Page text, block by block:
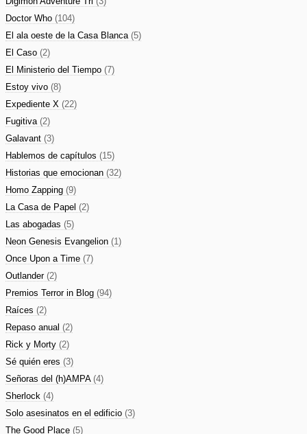
Doctor Who (104)
El ala oeste de la Casa Blanca (5)
El Caso (2)
El Ministerio del Tiempo (7)
Estoy vivo (8)
Expediente X (22)
Fugitiva (2)
Galavant (3)
Hablemos de capítulos (15)
Historias que emocionan (32)
Homo Zapping (9)
La Casa de Papel (2)
Las abogadas (5)
Neon Genesis Evangelion (1)
Once Upon a Time (7)
Outlander (2)
Premios Terror in Blog (94)
Raíces (2)
Repaso anual (2)
Rick y Morty (2)
Sé quién eres (3)
Señoras del (h)AMPA (4)
Sherlock (4)
Solo asesinatos en el edificio (3)
The Good Place (5)